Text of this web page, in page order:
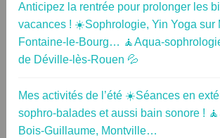
Anticipez la rentrée pour prolonger les
vacances ! ☀️Sophrologie, Yin Yoga sur
Fontaine-le-Bourg… 🧘Aqua-
de Déville-lès-Rouen 💦
Mes activités de l’été ☀️Séances en
sophro-balades et aussi bain sonore !
Bois-Guillaume, Montville…